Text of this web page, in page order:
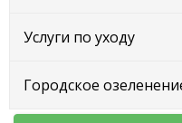
Услуги по уходу
Городское